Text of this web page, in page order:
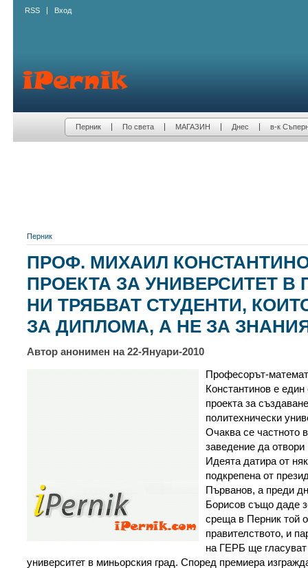
RSS Вход
Перник По света МАГАЗИН Днес в-к
Перник
ПРОФ. МИХАИЛ
ПРОЕКТА ЗА УНИВЕРСИТЕТ В
НИ ТРЯБВАТ СТУДЕНТИ,
ЗА ДИПЛОМА, А НЕ ЗА
Автор анонимен на 22-Януари-2010
Професорът-
Константинов е
проекта за
политехнически
Очаква се частното
заведение да отвори
Идеята датира от
подкрепена от
Първанов, а преди
Борисов също даде
среща в Перник той
правителството, и
на ГЕРБ ще гласуват
университет в миньорския град. Според премиера